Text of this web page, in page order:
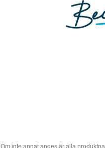
Om inte annat anges är alla